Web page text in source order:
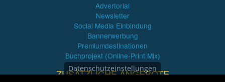
Advertorial
Newsletter
Social Media Einbindung
Bannerwerbung
Premiumdestinationen
Buchprojekt (Online-Print Mix)
ZUSÄTZLICHE ANGEBOTE
Datenschutzeinstellungen